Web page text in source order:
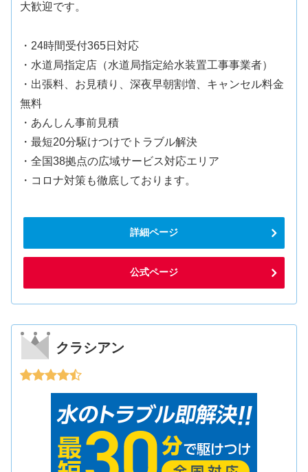
大歓迎です。
・24時間受付365日対応
・水道局指定店（水道局指定給水装置工事事業者）
・出張料、お見積り、深夜早朝割増、キャンセル料金
無料
・あんしん事前見積
・最短20分駆けつけでトラブル解決
・全国38拠点の広域サービス対応エリア
・コロナ対策も徹底しております。
詳細ページ
公式ページ
クラシアン